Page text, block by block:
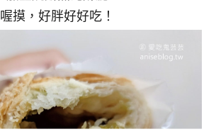
喔摸，好胖好好吃！